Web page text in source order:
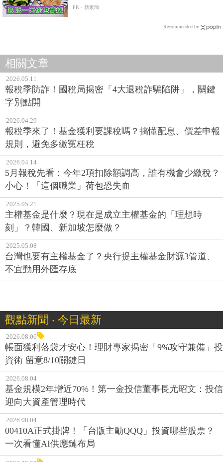
PR・新素簡
Recommended by
相關文章
2026.05.11
報稅季防詐！國稅局揭密「4大退稅詐騙陷阱」，關鍵
字別點開
2026.04.29
報稅季來了！基金獲利要課稅嗎？搞懂配息、價差申報
規則，避免多繳冤枉稅
2026.04.14
5月報稅先看：今年2項扣除額調高，誰有機會少繳稅？
小心！「這個職業」荷包恐失血
2025.05.21
主權基金是什麼？現在是成立主權基金的「理想時
刻」？韓國、新加坡怎麼做？
2025.05.08
台灣也要有主權基金了？央行提主權基金財源3管道、
不宜動用外匯存底
觀點新聞 ‧ 今日最新
2026.08.06
帳面獲利落袋才安心！理財專家揭密「9%攻守兼備」投
資術 留意8/10關鍵日
2026.08.04
基金規模2年增近70%！第一金投信董事長尤昭文：投信
迎向大資產管理時代
2026.08.04
00410A正式掛牌！「台版主動QQQ」投資哪些股票？
一次看懂AI供應鏈布局